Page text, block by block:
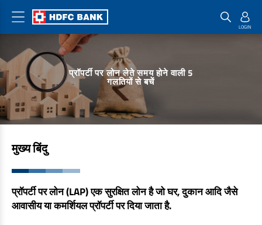
प्रॉपर्टी पर लोन लेते समय होने वाली 5
गलतियों से बचें
मुख्य बिंदु
प्रॉपर्टी पर लोन (LAP) एक सुरक्षित लोन है जो घर, दुकान आदि जैसे
आवासीय या कमर्शियल प्रॉपर्टी पर दिया जाता है.
होम लोन प्रोडक्ट
हाउसिंग लोन
होम लोन
प्लॉट पर लोन
रूरल हाउसिंग लोन
अन्य होम लोन प्रोडक्ट
हाउस रेनोवेशन लोन
चेकलिस्ट और कैलकुलेटर
चेकलिस्ट
ब्याज दरें
डॉक्यूमेंट और शुल्क
फॉर्म डाउनलोड करें
बैंकिंग प्रोडक्ट
भुगतान करें
क्रेडिट कार्ड
कमर्शियल क्रेडिट कार्ड
भुगतान समाधान
पैसे ट्रांसफर करें